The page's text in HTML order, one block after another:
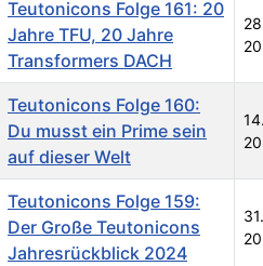
Teutonicons Folge 161: 20
Jahre TFU, 20 Jahre
Transformers DACH
Teutonicons Folge 160:
Du musst ein Prime sein
auf dieser Welt
Teutonicons Folge 159:
Der Große Teutonicons
Jahresrückblick 2024